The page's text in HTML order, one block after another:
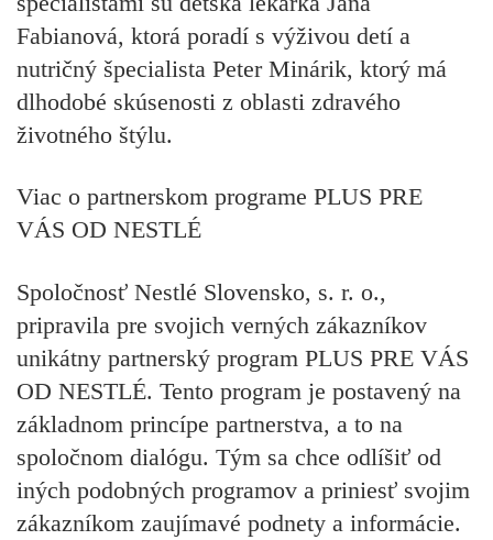
Fabianová, ktorá poradí s výživou detí a
nutričný špecialista Peter Minárik, ktorý má
dlhodobé skúsenosti z oblasti zdravého
životného štýlu.
Viac o partnerskom programe PLUS PRE
VÁS OD NESTLÉ
Spoločnosť Nestlé Slovensko, s. r. o.,
pripravila pre svojich verných zákazníkov
unikátny partnerský program PLUS PRE VÁS
OD NESTLÉ. Tento program je postavený na
základnom princípe partnerstva, a to na
spoločnom dialógu. Tým sa chce odlíšiť od
iných podobných programov a priniesť svojim
zákazníkom zaujímavé podnety a informácie.